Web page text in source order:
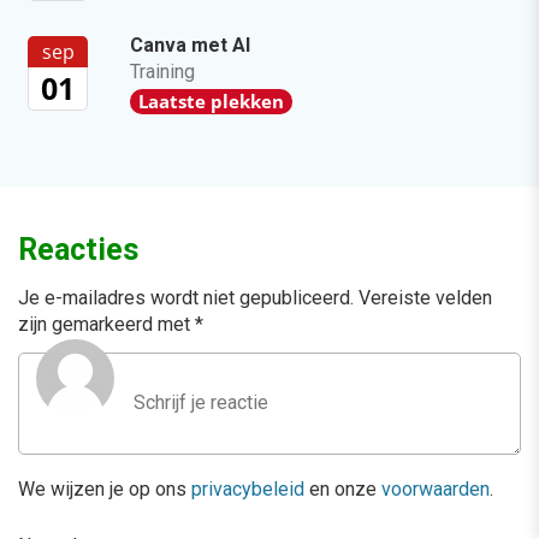
sep
01
Canva met AI
Training
Laatste plekken
Reacties
Je e-mailadres wordt niet gepubliceerd. Vereiste velden
zijn gemarkeerd met *
We wijzen je op ons privacybeleid en onze voorwaarden.